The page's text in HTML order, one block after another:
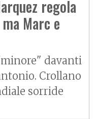
regola
Marc e
davanti
Crollano
sorride